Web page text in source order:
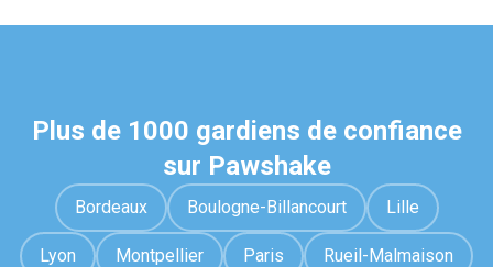
Plus de 1000 gardiens de confiance
sur Pawshake
Bordeaux Boulogne-Billancourt Lille
Lyon Montpellier Paris Rueil-Malmaison